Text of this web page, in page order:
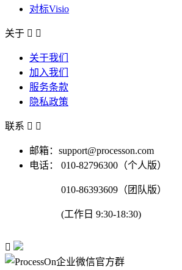
对标Visio
关于  
关于我们
加入我们
服务条款
隐私政策
联系  
邮箱：support@processon.com
电话：
010-82796300（个人版）
010-86393609（团队版）
(工作日 9:30-18:30)
